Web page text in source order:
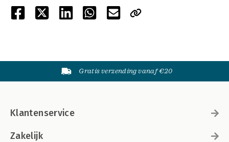
Gratis verzending vanaf €20
Klantenservice
Zakelijk